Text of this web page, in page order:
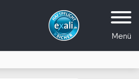
Menü